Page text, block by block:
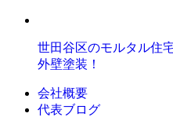
世田谷区のモルタル住
外壁塗装！
会社概要
代表ブログ